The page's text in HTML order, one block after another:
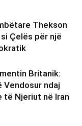
Thekson
Çelës për një
Britanik:
Vendosur ndaj
të Njeriut në Iran